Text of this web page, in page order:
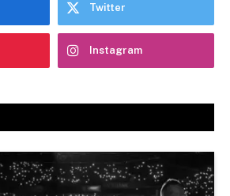
Twitter
Instagram